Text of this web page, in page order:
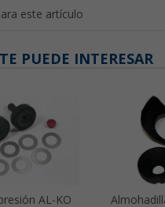
este artículo
PUEDE INTERESAR
AL-KO